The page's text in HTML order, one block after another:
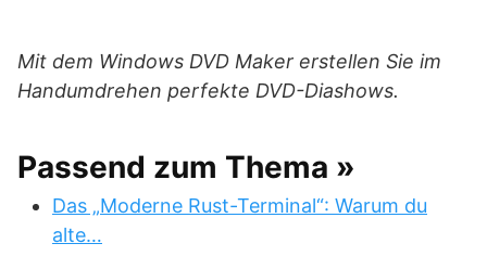
Mit dem Windows DVD Maker erstellen Sie im
Handumdrehen perfekte DVD-Diashows.
Passend zum Thema »
Das „Moderne Rust-Terminal“: Warum du
alte…